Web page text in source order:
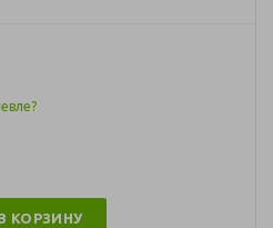
КОРЗИНУ